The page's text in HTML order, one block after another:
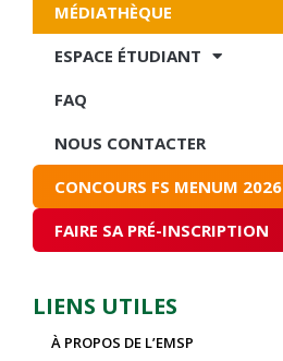
MÉDIATHÈQUE
ESPACE ÉTUDIANT
FAQ
NOUS CONTACTER
CONCOURS FS MENUM 2026
FAIRE SA PRÉ-INSCRIPTION
LIENS UTILES
À PROPOS DE L’EMSP